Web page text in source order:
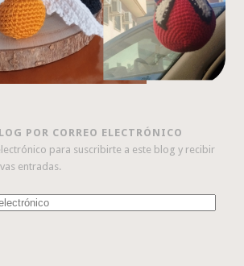
POR CORREO ELECTRÓNICO
para suscribirte a este blog y recibir
entradas.